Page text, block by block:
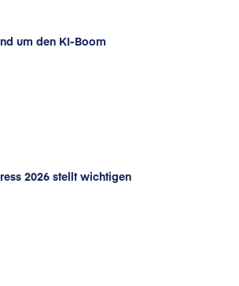
um den KI-Boom
2026 stellt wichtigen